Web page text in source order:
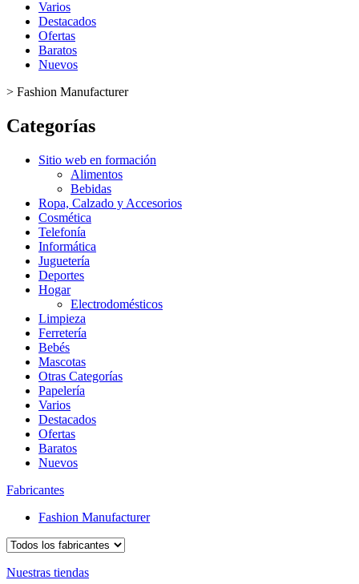
Varios
Destacados
Ofertas
Baratos
Nuevos
> Fashion Manufacturer
Categorías
Sitio web en formación
Alimentos
Bebidas
Ropa, Calzado y Accesorios
Cosmética
Telefonía
Informática
Juguetería
Deportes
Hogar
Electrodomésticos
Limpieza
Ferretería
Bebés
Mascotas
Otras Categorías
Papelería
Varios
Destacados
Ofertas
Baratos
Nuevos
Fabricantes
Fashion Manufacturer
Nuestras tiendas